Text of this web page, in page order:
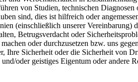
von Studien, technischen Diagnosen
sind, dies ist hilfreich oder
(einschließlich unserer Vereinbarung)
Betrugsverdacht oder
oder durchzusetzen bzw. uns
Ihre Sicherheit oder die Sicherheit von
oder geistiges Eigentum oder andere